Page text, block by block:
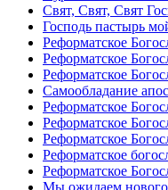
Свят, Свят, Свят
Господь пастырь
Реформатское
Реформатское
Реформатское
Самообладание
Реформатское
Реформатское
Реформатское
Реформатское
Реформатское
Мы ожидаем нового